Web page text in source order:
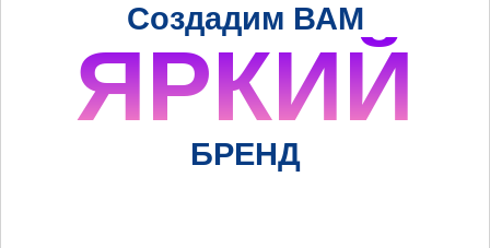
Создадим ВАМ
ЯРКИЙ
БРЕНД